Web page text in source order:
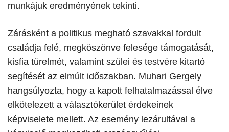
munkájuk eredményének tekinti.
​Zárásként a politikus megható szavakkal fordult
családja felé, megköszönve felesége támogatását,
kisfia türelmét, valamint szülei és testvére kitartó
segítését az elmúlt időszakban. Muhari Gergely
hangsúlyozta, hogy a kapott felhatalmazással élve
elkötelezett a választókerület érdekeinek
képviselete mellett. Az esemény lezárultával a